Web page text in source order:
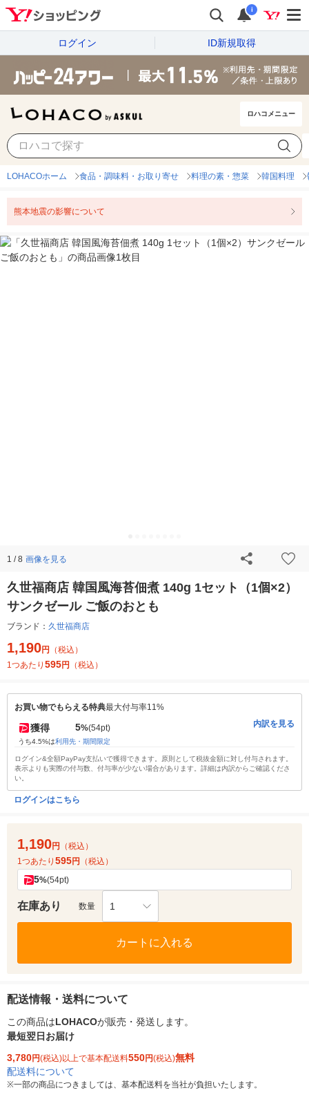
i
ログイン ID新規取得
ロハコメニュー
LOHACOホーム 食品・調味料・お取り寄せ 料理の素・惣菜 韓国料理
熊本地震の影響について
1 / 8 画像を見る
久世福商店 韓国風海苔佃煮 140g 1セット（1個×2）
サンクゼール ご飯のおとも
ブランド： 久世福商店
1,190円
（税込）
1つあたり 595円 （税込）
お買い物でもらえる特典最大付与率11%
獲得 5%(54pt)
うち4.5%は利用先・期間限定
内訳を見る
ログイン&全額PayPay支払いで獲得できます。原則として税抜金額に対し付与されます。
表示よりも実際の付与数、付与率が少ない場合があります。詳細は内訳からご確認くださ
い。
ログインはこちら
1,190円
（税込）
1つあたり 595円 （税込）
5%(54pt)
在庫あり 数量 1
カートに入れる
配送情報・送料について
この商品はLOHACOが販売・発送します。
最短翌日お届け
3,780円(税込)以上で基本配送料550円(税込)無料
配送料について
※一部の商品につきましては、基本配送料を当社が負担いたします。